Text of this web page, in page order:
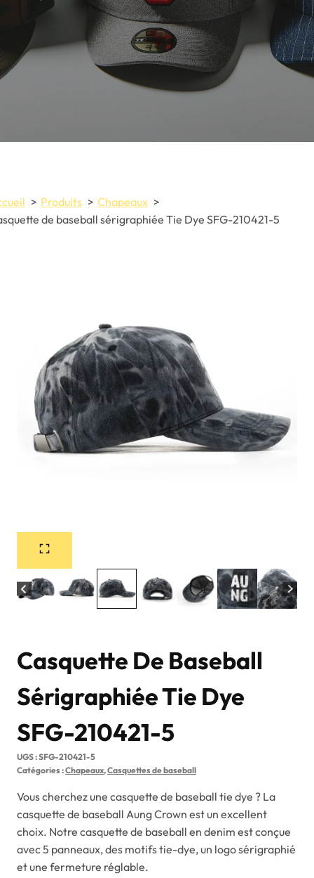
Produits
Chapeaux
de baseball sérigraphiée Tie Dye SFG-210421-5
Casquette De Baseball
Sérigraphiée Tie Dye
SFG-210421-5
UGS :SFG-210421-5
Catégories :Chapeaux,Casquettes de baseball
Vous cherchez une casquette de baseball tie dye ? La
casquette de baseball Aung Crown est un excellent
choix. Notre casquette de baseball en denim est conçue
avec 5 panneaux, des motifs tie-dye, un logo sérigraphié
et une fermeture réglable.